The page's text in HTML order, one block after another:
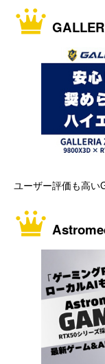
ユーザー評価も高い